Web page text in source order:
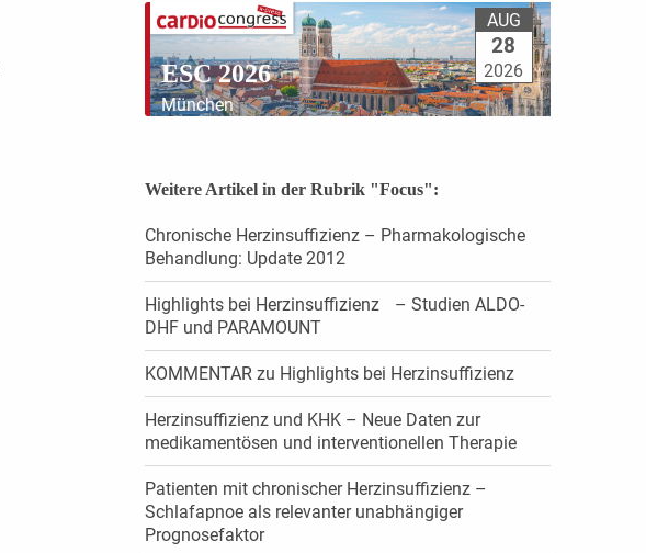
ESC 2026
München
AUG
28
2026
Weitere Artikel in der Rubrik "Focus":
Chronische Herzinsuffizienz – Pharmakologische
Behandlung: Update 2012
Highlights bei Herzinsuffizienz – Studien ALDO-
DHF und PARAMOUNT
KOMMENTAR zu Highlights bei Herzinsuffizienz
Herzinsuffizienz und KHK – Neue Daten zur
medikamentösen und interventionellen Therapie
Patienten mit chronischer Herzinsuffizienz –
Schlafapnoe als relevanter unabhängiger
Prognosefaktor